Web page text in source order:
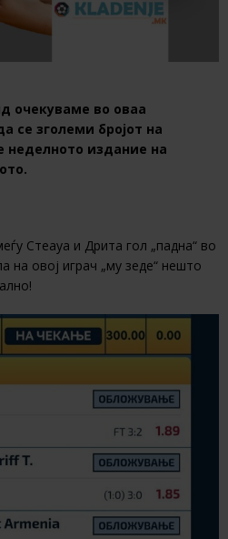
очекуваме во оваа
се зголеми бројот на
неделното издание на
Стеауа и Дрита гол „падна“ во
на овој играч „му зеде“ нешто